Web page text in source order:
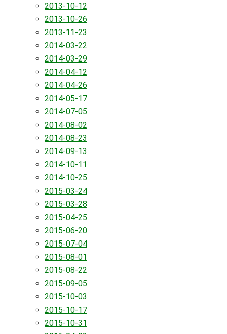
2013-10-12
2013-10-26
2013-11-23
2014-03-22
2014-03-29
2014-04-12
2014-04-26
2014-05-17
2014-07-05
2014-08-02
2014-08-23
2014-09-13
2014-10-11
2014-10-25
2015-03-24
2015-03-28
2015-04-25
2015-06-20
2015-07-04
2015-08-01
2015-08-22
2015-09-05
2015-10-03
2015-10-17
2015-10-31